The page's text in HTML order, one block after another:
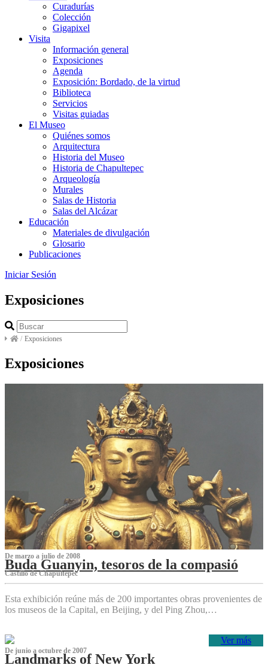
Curadurías
Colección
Gigapixel
Visita
Información general
Exposiciones
Agenda
Exposición: Bordado, de la virtud
Biblioteca
Servicios
Visitas guiadas
El Museo
Quiénes somos
Arquitectura
Historia del Museo
Historia de Chapultepec
Arqueología
Murales
Salas de Historia
Salas del Alcázar
Educación
Materiales de divulgación
Glosario
Publicaciones
Iniciar Sesión
Exposiciones
/ Exposiciones
Exposiciones
De marzo a julio de 2008
Buda Guanyin, tesoros de la compasió
Castillo de Chapultepec
Esta exhibición reúne más de 200 importantes obras provenientes de
los museos de la Capital, en Beijing, y del Ping Zhou,…
Ver más
De junio a octubre de 2007
Landmarks of New York